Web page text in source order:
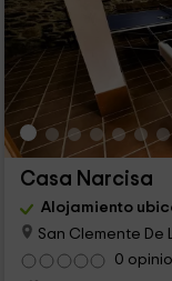
Casa Narcisa
Alojamiento
San Clemente De
0